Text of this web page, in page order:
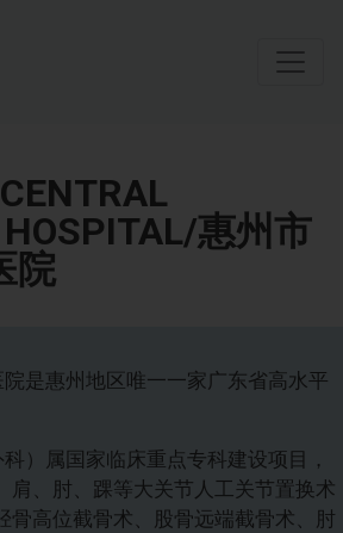
HOSPITAL/惠州市
院
是惠州地区唯一一家广东省高水平
）属国家临床重点专科建设项目，
肩、肘、踝等大关节人工关节置换术
骨高位截骨术、股骨远端截骨术、肘